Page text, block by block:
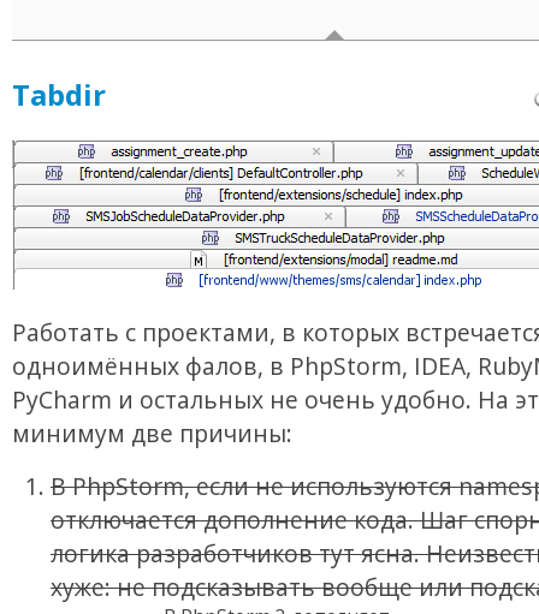
Tabdir
Работать с проектами, в которых
одноимённых фалов, в PhpStorm, IDEA,
PyCharm и остальных не очень удобно. На
минимум две причины:
В PhpStorm, если не используются
отключается дополнение кода. Шаг
логика разработчиков тут ясна.
хуже: не подсказывать вообще или